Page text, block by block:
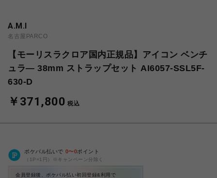
A.M.I
名古屋PARCO
【モーリスラクロア国内正規品】アイコン ベンチ
ュラ― 38mm ストラップセット AI6057-SSL5F-
630-D
￥371,800 税込
ポケパル払いで 0〜0ポイント
（1P=1円）※キャンペーン分除く
会員登録後、ポケパル払い初回登録&利用で